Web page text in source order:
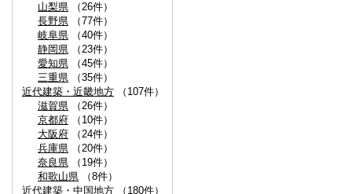
山梨県 （26件）
長野県 （77件）
岐阜県 （40件）
静岡県 （23件）
愛知県 （45件）
三重県 （35件）
近代建築・近畿地方 （107件）
滋賀県 （26件）
京都府 （10件）
大阪府 （24件）
兵庫県 （20件）
奈良県 （19件）
和歌山県 （8件）
近代建築・中国地方 （180件）